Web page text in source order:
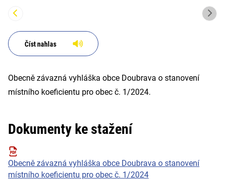
Číst nahlas
Obecně závazná vyhláška obce Doubrava o stanovení
místního koeficientu pro obec č. 1/2024.
Dokumenty ke stažení
Obecně závazná vyhláška obce Doubrava o stanovení
místního koeficientu pro obec č. 1/2024